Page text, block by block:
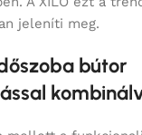
jeleníti meg.
bútor